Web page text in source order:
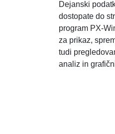
Dejanski
dostopate do
program PX-
za prikaz,
tudi
analiz in